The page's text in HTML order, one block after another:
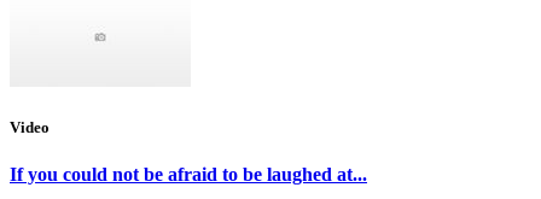
Video
If you could not be afraid to be laughed at...